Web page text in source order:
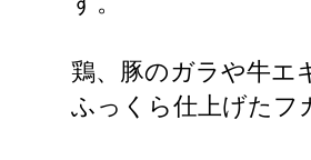
鶏、豚のガラや牛エ
ふっくら仕上げたフ